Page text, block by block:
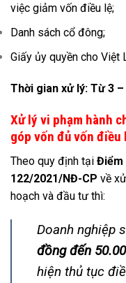
việc giảm vốn điều lệ;
Danh sách cổ đông;
Giấy ủy quyền cho Việt
Thời gian xử lý: Từ 3
Xử lý vi phạm hành
góp vốn đủ vốn điều
Theo quy định tại Điểm
122/2021/NĐ-CP về
hoạch và đầu tư thì:
Doanh nghiệp
đồng đến
hiện thủ tục